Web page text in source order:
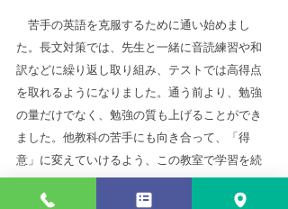
苦手の英語を克服するために通い始めまし
た。長文対策では、先生と一緒に音読練習や和
訳などに繰り返し取り組み、テストでは高得点
を取れるようになりました。通う前より、勉強
の量だけでなく、勉強の質も上げることができ
ました。他教科の苦手にも向き合って、「得
意」に変えていけるよう、この教室で学習を続
けていきたいです。